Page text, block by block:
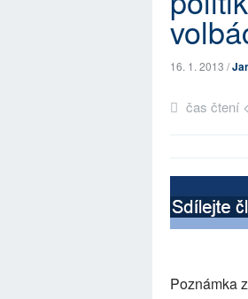
16. 1. 2013 /
čas čtení
Poznámka